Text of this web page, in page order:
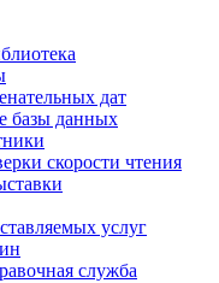
дат
базы данных
скорости чтения
услуг
служба